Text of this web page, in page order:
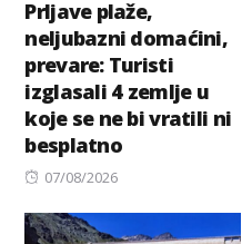
Prljave plaže,
neljubazni domaćini,
prevare: Turisti
izglasali 4 zemlje u
koje se ne bi vratili ni
besplatno
Posted
07/08/2026